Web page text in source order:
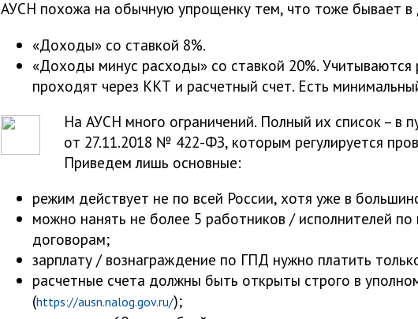
АУСН похожа на обычную упрощенку тем, что тоже бывает в
«Доходы» со ставкой 8%.
«Доходы минус расходы» со ставкой 20%.
проходят через ККТ и расчетный счет. Есть
На АУСН много ограничений. Полный их список – в
от 27.11.2018 № 422-ФЗ, которым регулируется
Приведем лишь основные:
режим действует не по всей России, хотя уже в
можно нанять не более 5 работников / исполнителей
договорам;
зарплату / вознаграждение по ГПД нужно платить
расчетные счета должны быть открыты строго в
(https://ausn.nalog.gov.ru/);